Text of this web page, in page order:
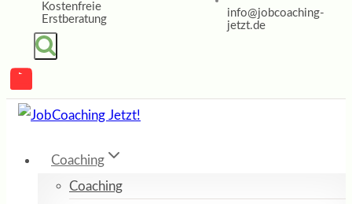
Kostenfreie
Erstberatung
info@jobcoaching-
jetzt.de
Coaching
Coaching